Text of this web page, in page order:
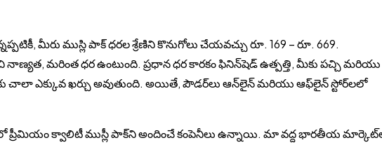
మీరు ముస్లి పాక్ ధరల శ్రేణిని కొనుగోలు చేయవచ్చు రూ. 169 – రూ. 669.
నాణ్యత, మరింత ధర ఉంటుంది. ప్రధాన ధర కారకం ఫినిన్‌షెడ్ ఉత్పత్తి, మీకు పచ్చి మరియు
చాలా ఎక్కువ ఖర్చు అవుతుంది. అయితే, పౌడర్‌లు ఆన్‌లైన్ మరియు ఆఫ్‌లైన్ స్టోర్‌లలో
క్వాలిటీ ముస్లీ పాక్‌ని అందించే కంపెనీలు ఉన్నాయి. మా వద్ద భారతీయ